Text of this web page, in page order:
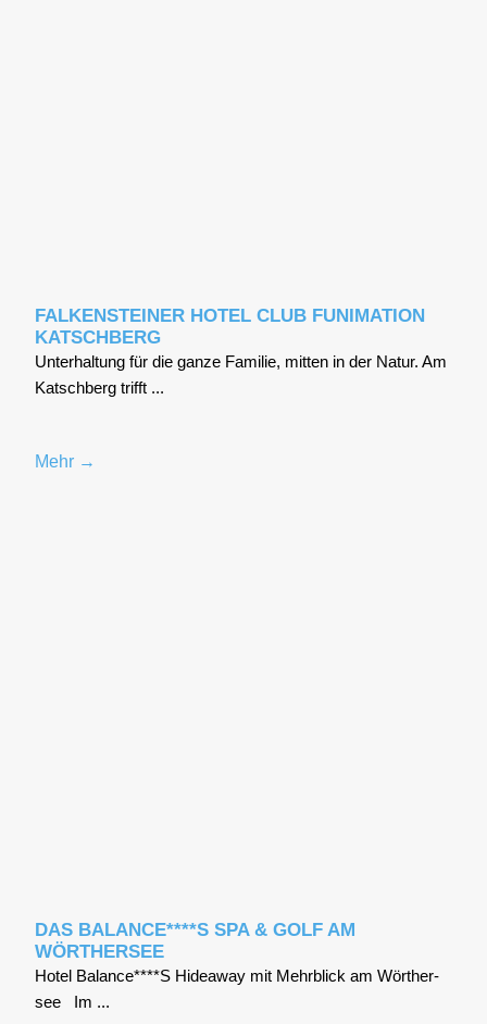
FALKENSTEINER HOTEL CLUB FUNIMATION
KATSCHBERG
Unter­hal­tung für die gan­ze Fami­lie, mit­ten in der Natur. Am
Katsch­berg trifft ...
Mehr →
DAS BALANCE****S SPA & GOLF AM
WÖRTHERSEE
Hotel Balance****S Hidea­way mit Mehr­blick am Wör­ther­
see Im ...